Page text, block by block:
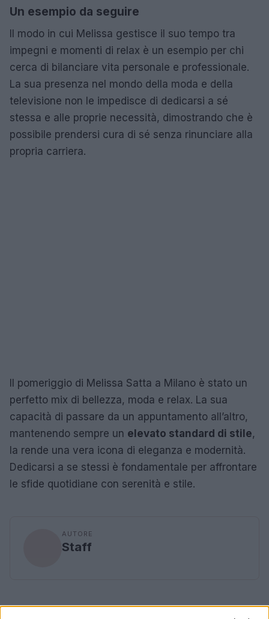
Un esempio da seguire
Il modo in cui Melissa gestisce il suo tempo tra
impegni e momenti di relax è un esempio per chi
cerca di bilanciare vita personale e professionale.
La sua presenza nel mondo della moda e della
televisione non le impedisce di dedicarsi a sé
stessa e alle proprie necessità, dimostrando che è
possibile prendersi cura di sé senza rinunciare alla
propria carriera.
Il pomeriggio di Melissa Satta a Milano è stato un
perfetto mix di bellezza, moda e relax. La sua
capacità di passare da un appuntamento all’altro,
mantenendo sempre un elevato standard di stile,
la rende una vera icona di eleganza e modernità.
Dedicarsi a se stessi è fondamentale per affrontare
le sfide quotidiane con serenità e stile.
AUTORE
Staff